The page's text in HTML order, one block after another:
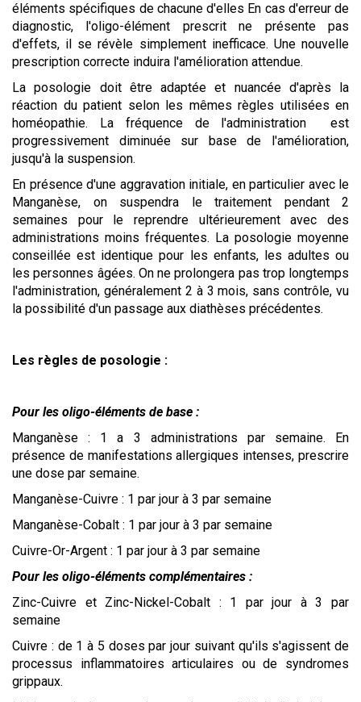
éléments spécifiques de chacune d'elles En cas d'erreur de
diagnostic, l'oligo-élément prescrit ne présente pas
d'effets, il se révèle simplement inefficace. Une nouvelle
prescription correcte induira l'amélioration attendue.
La posologie doit être adaptée et nuancée d'après la
réaction du patient selon les mêmes règles utilisées en
homéopathie. La fréquence de l'administration est
progressivement diminuée sur base de l'amélioration,
jusqu'à la suspension.
En présence d'une aggravation initiale, en particulier avec le
Manganèse, on suspendra le traitement pendant 2
semaines pour le reprendre ultérieurement avec des
administrations moins fréquentes. La posologie moyenne
conseillée est identique pour les enfants, les adultes ou
les personnes âgées. On ne prolongera pas trop longtemps
l'administration, généralement 2 à 3 mois, sans contrôle, vu
la possibilité d'un passage aux diathèses précédentes.
Les règles de posologie :
Pour les oligo-éléments de base :
Manganèse : 1 a 3 administrations par semaine. En
présence de manifestations allergiques intenses, prescrire
une dose par semaine.
Manganèse-Cuivre : 1 par jour à 3 par semaine
Manganèse-Cobalt : 1 par jour à 3 par semaine
Cuivre-Or-Argent : 1 par jour à 3 par semaine
Pour les oligo-éléments complémentaires :
Zinc-Cuivre et Zinc-Nickel-Cobalt : 1 par jour à 3 par
semaine
Cuivre : de 1 à 5 doses par jour suivant qu'ils s'agissent de
processus inflammatoires articulaires ou de syndromes
grippaux.